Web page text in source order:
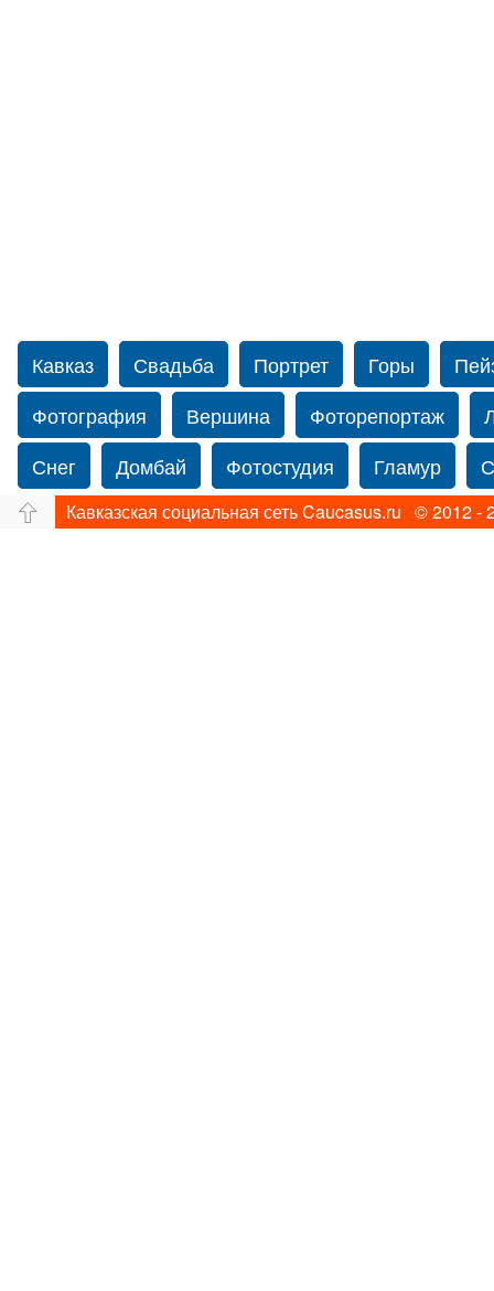
Кавказ Свадьба Портрет Горы
Фотография
Вершина Фоторепортаж
Снег
Домбай Фотостудия Гламур
Путешествие
Перевал Ущелье
Кавказская социальная сеть Caucasus.ru © 2012 -